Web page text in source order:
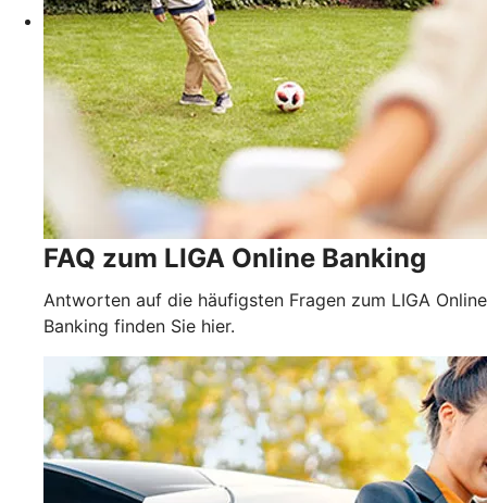
FAQ zum LIGA Online Banking
Antworten auf die häufigsten Fragen zum LIGA Online
Banking finden Sie hier.